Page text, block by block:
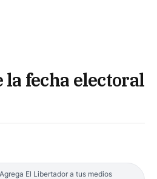
la fecha electoral
Agrega El Libertador a tus medios